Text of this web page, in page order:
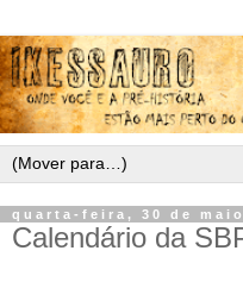
quarta-feira, 30 de maio
Calendário da